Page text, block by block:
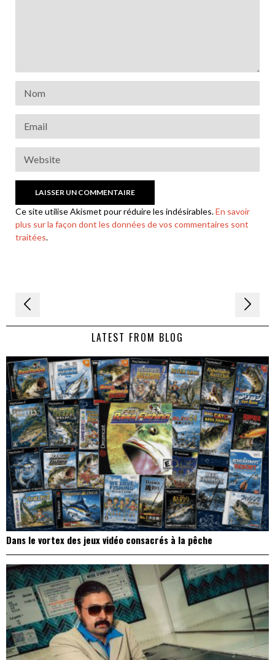
Ce site utilise Akismet pour réduire les indésirables.En savoir
plus sur la façon dont les données de vos commentaires sont
traitées.
Navigation
de LATEST FROM BLOG
Dans le vortex des jeux vidéo consacrés à la pêche